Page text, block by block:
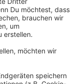
Prozent